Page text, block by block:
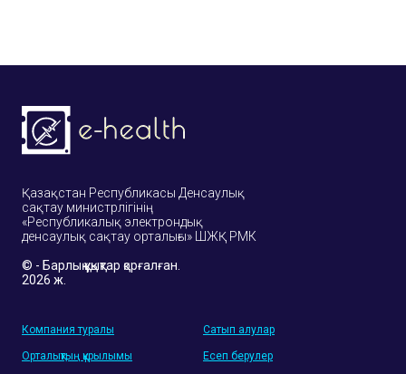
Қазақстан Республикасы Денсаулық
сақтау министрлігінің
«Республикалық электрондық
денсаулық сақтау орталығы» ШЖҚ РМК
© - Барлық құқықтар қорғалған.
2026 ж.
Компания туралы
Орталықтың құрылымы
Сатып алулар
Есеп берулер